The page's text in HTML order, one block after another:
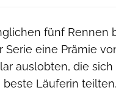
fünf Rennen
Serie eine Prämie
auslobten, die
Läuferin